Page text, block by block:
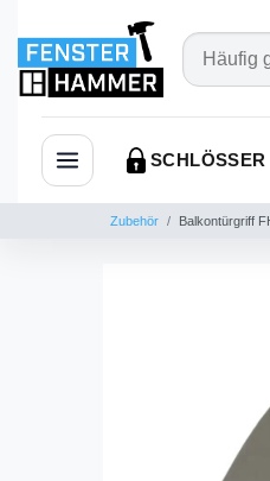
Navigation öffnen
SCHLÖSSER
Zubehör Balkontürgriff